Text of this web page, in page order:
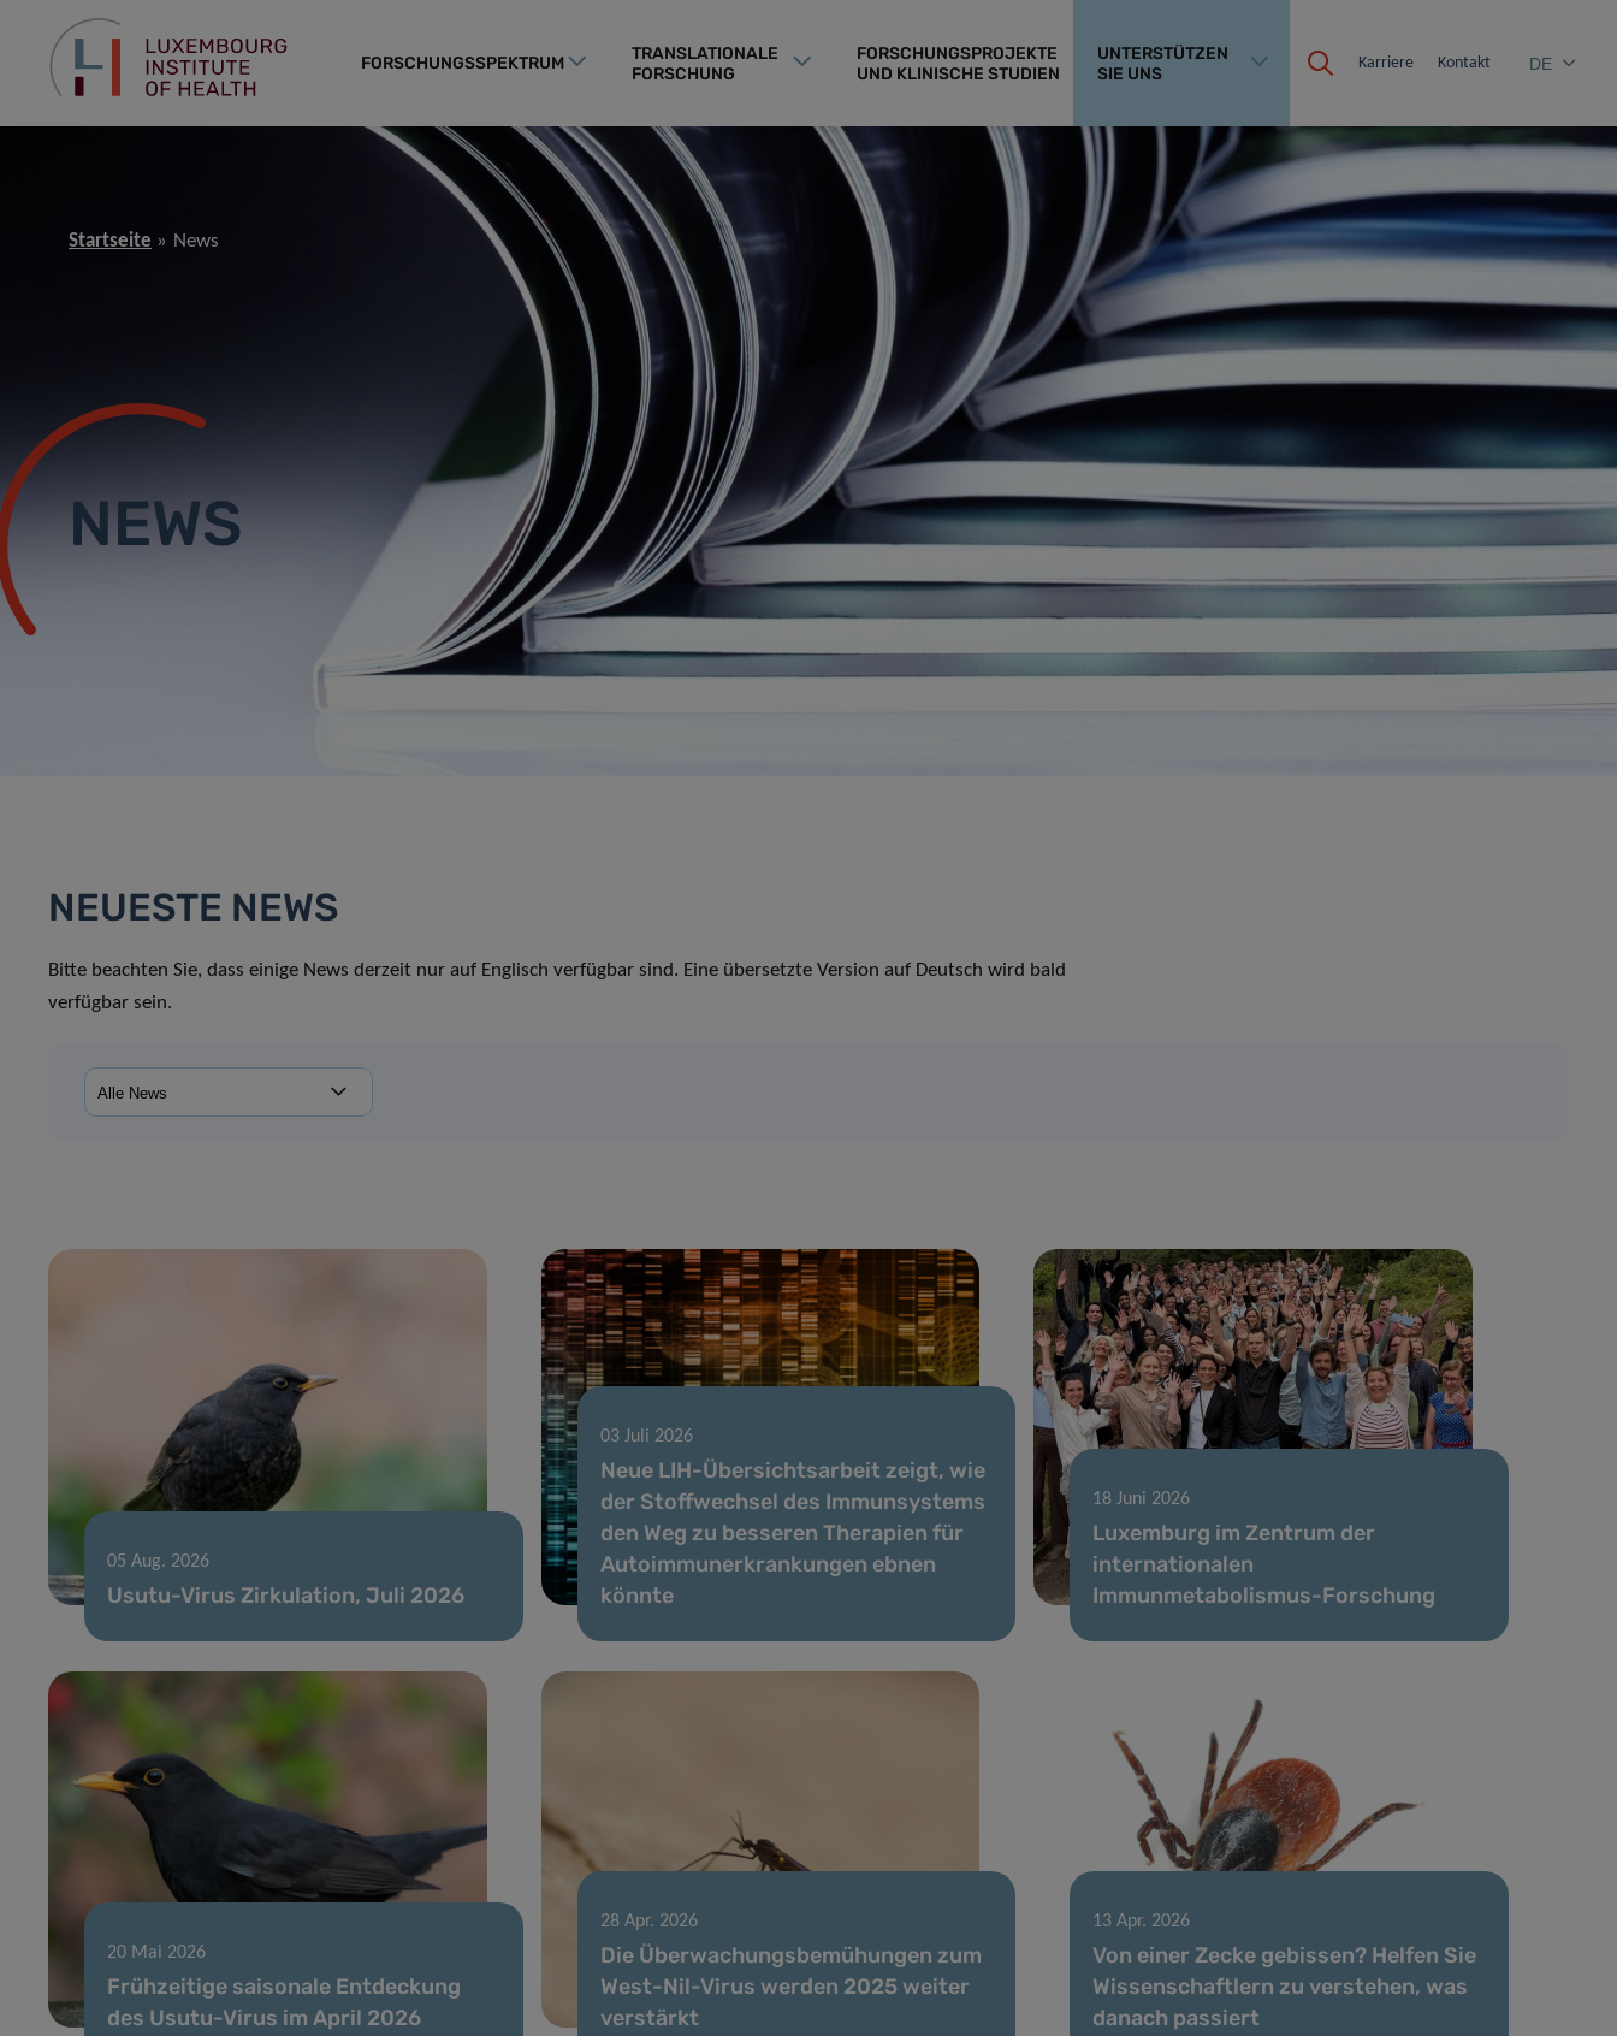
FORSCHUNGSSPEKTRUM
TRANSLATIONALE
FORSCHUNG
FORSCHUNGSPROJEKTE
UND KLINISCHE STUDIEN
UNTERSTÜTZEN
SIE UNS
Karriere Kontakt DE
Startseite News
NEWS
NEUESTE NEWS
Bitte beachten Sie, dass einige News derzeit nur auf Englisch verfügbar sind. Eine übersetzte Version auf Deutsch wird bald
verfügbar sein.
05 Aug. 2026
Usutu-Virus Zirkulation, Juli 2026
03 Juli 2026
Neue LIH-Übersichtsarbeit zeigt, wie
der Stoffwechsel des Immunsystems
den Weg zu besseren Therapien für
Autoimmunerkrankungen ebnen
könnte
18 Juni 2026
Luxemburg im Zentrum der
internationalen
Immunmetabolismus-Forschung
20 Mai 2026
Frühzeitige saisonale Entdeckung
des Usutu-Virus im April 2026
28 Apr. 2026
Die Überwachungsbemühungen zum
West-Nil-Virus werden 2025 weiter
verstärkt
13 Apr. 2026
Von einer Zecke gebissen? Helfen Sie
Wissenschaftlern zu verstehen, was
danach passiert